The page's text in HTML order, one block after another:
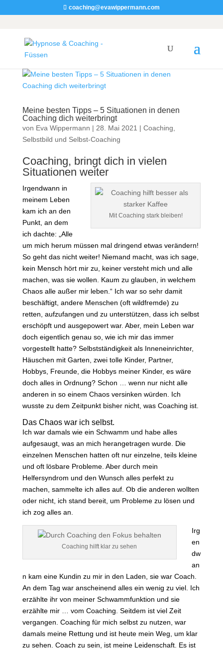
coaching@evawippermann.com
Meine besten Tipps – 5 Situationen in denen
Coaching dich weiterbringt
von Eva Wippermann | 28. Mai 2021 | Coaching
Selbstbild und Selbst-Coaching
Coaching, bringt dich in vielen
Situationen weiter
Mit Coaching stark bleiben!
Irgendwann in
meinem Leben
kam ich an den
Punkt, an dem
ich dachte: „Alle
um mich herum müssen mal dringend etwas verändern!
So geht das nicht weiter! Niemand macht, was ich sage,
kein Mensch hört mir zu, keiner versteht mich und alle
machen, was sie wollen. Kaum zu glauben, in welchem
Chaos alle außer mir leben.“ Ich war so sehr damit
beschäftigt, andere Menschen (oft wildfremde) zu
retten, aufzufangen und zu unterstützen, dass ich selbst
erschöpft und ausgepowert war. Aber, mein Leben war
doch eigentlich genau so, wie ich mir das immer
vorgestellt hatte? Selbstständigkeit als Inneneinrichter,
Häuschen mit Garten, zwei tolle Kinder, Partner,
Hobbys, Freunde, die Hobbys meiner Kinder, es wäre
doch alles in Ordnung? Schon … wenn nur nicht alle
anderen in so einem Chaos versinken würden. Ich
wusste zu dem Zeitpunkt bisher nicht, was Coaching ist.
Das Chaos war ich selbst.
Ich war damals wie ein Schwamm und habe alles
aufgesaugt, was an mich herangetragen wurde. Die
einzelnen Menschen hatten oft nur einzelne, teils kleine
und oft lösbare Probleme. Aber durch mein
Helfersyndrom und den Wunsch alles perfekt zu
machen, sammelte ich alles auf. Ob die anderen wollten
oder nicht, ich stand bereit, um Probleme zu lösen und
ich zog alles an.
Coaching hilft klar zu sehen
Irg
en
dw
an
n kam eine Kundin zu mir in den Laden, sie war Coach.
An dem Tag war anscheinend alles ein wenig zu viel. Ich
erzählte ihr von meiner Schwammfunktion und sie
erzählte mir … vom Coaching. Seitdem ist viel Zeit
vergangen. Coaching für mich selbst zu nutzen, war
damals meine Rettung und ist heute mein Weg, um klar
zu sehen. Coach zu sein, ist meine Leidenschaft. Es ist